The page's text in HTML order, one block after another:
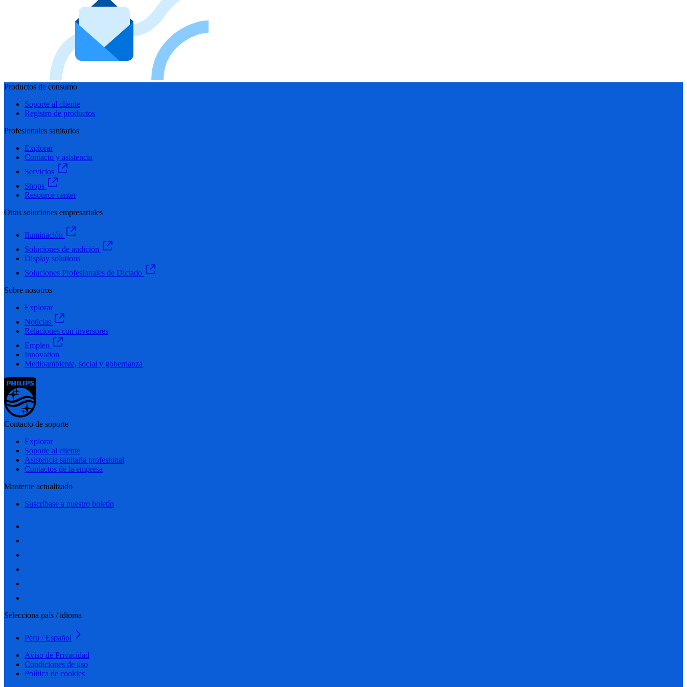
Productos de consumo
Soporte al cliente
Registro de productos
Profesionales sanitarios
Explorar
Contacto y asistencia
Servicios
Shops
Resource center
Otras soluciones empresariales
Iluminación
Soluciones de audición
Display solutions
Soluciones Profesionales de Dictado
Sobre nosotros
Explorar
Noticias
Relaciones con inversores
Empleo
Innovation
Medioambiente, social y gobernanza
Contacto de soporte
Explorar
Soporte al cliente
Asistencia sanitaria profesional
Contactos de la empresa
Mantente actualizado
Suscríbase a nuestro boletín
Selecciona país / idioma
Peru / Español
Aviso de Privacidad
Condiciones de uso
Política de cookies